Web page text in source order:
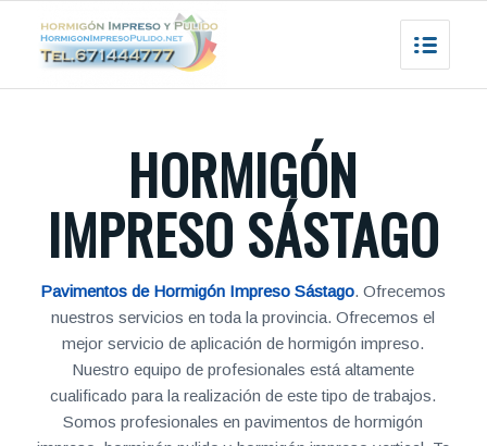
HORMIGÓN
IMPRESO SÁSTAGO
Pavimentos de Hormigón Impreso Sástago. Ofrecemos
nuestros servicios en toda la provincia. Ofrecemos el
mejor servicio de aplicación de hormigón impreso.
Nuestro equipo de profesionales está altamente
cualificado para la realización de este tipo de trabajos.
Somos profesionales en pavimentos de hormigón